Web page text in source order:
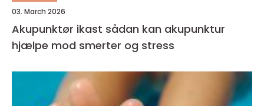
03. March 2026
Akupunktør ikast sådan kan akupunktur
hjælpe mod smerter og stress